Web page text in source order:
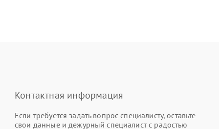
Контактная информация
Если требуется задать вопрос специалисту, оставьте
свои данные и дежурный специалист с радостью